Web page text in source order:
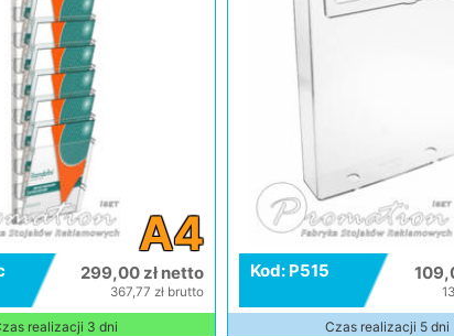
A4
299,00 zł netto
367,77 zł brutto
realizacji 3 dni
Kod: P515
Czas realizacji 5 dni